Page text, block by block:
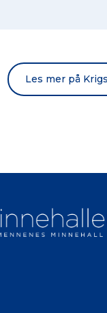
Les mer på